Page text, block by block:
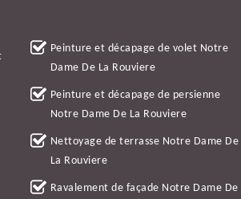
Peinture et décapage de volet Notre
Dame De La Rouviere
Peinture et décapage de persienne
Notre Dame De La Rouviere
Nettoyage de terrasse Notre Dame De
La Rouviere
Ravalement de façade Notre Dame De